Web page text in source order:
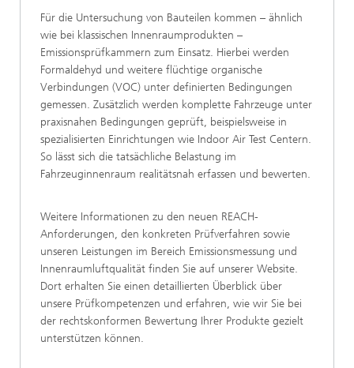
Für die Untersuchung von Bauteilen kommen – ähnlich
wie bei klassischen Innenraumprodukten –
Emissionsprüfkammern zum Einsatz. Hierbei werden
Formaldehyd und weitere flüchtige organische
Verbindungen (VOC) unter definierten Bedingungen
gemessen. Zusätzlich werden komplette Fahrzeuge unter
praxisnahen Bedingungen geprüft, beispielsweise in
spezialisierten Einrichtungen wie Indoor Air Test Centern.
So lässt sich die tatsächliche Belastung im
Fahrzeuginnenraum realitätsnah erfassen und bewerten.
Weitere Informationen zu den neuen REACH-
Anforderungen, den konkreten Prüfverfahren sowie
unseren Leistungen im Bereich Emissionsmessung und
Innenraumluftqualität finden Sie auf unserer Website.
Dort erhalten Sie einen detaillierten Überblick über
unsere Prüfkompetenzen und erfahren, wie wir Sie bei
der rechtskonformen Bewertung Ihrer Produkte gezielt
unterstützen können.